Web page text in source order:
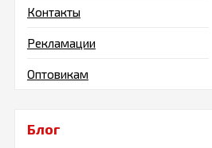
Контакты
Рекламации
Оптовикам
Блог